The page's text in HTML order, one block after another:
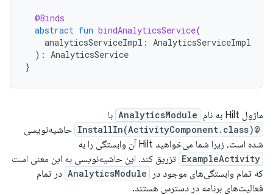
@Binds
abstract fun bindAnalyticsService(
analyticsServiceImpl : AnalyticsServiceImpl
): AnalyticsService
}
ماژول Hilt به نام AnalyticsModule با
@InstallIn(ActivityComponent.class)
حاشیه‌نویسی
شده است، زیرا شما می‌خواهید Hilt آن وابستگی را به
ExampleActivity تزریق کند. این حاشیه‌نویسی به این معنی است
که تمام وابستگی‌های موجود در
AnalyticsModule در تمام
فعالیت‌های برنامه در دسترس هستند.